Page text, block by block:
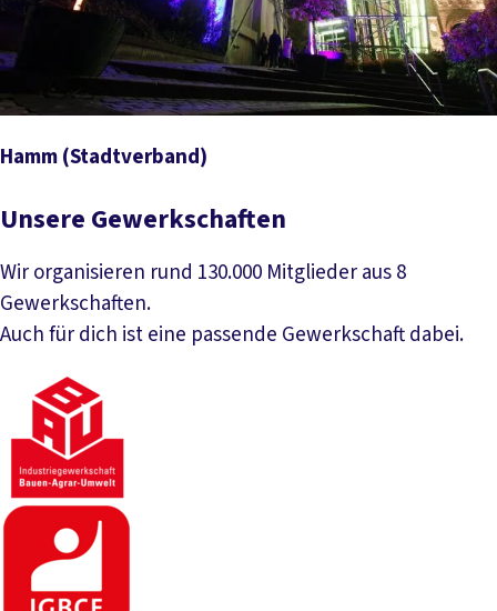
Hamm(Stadtverband)
Unsere Gewerkschaften
Wir organisieren rund 130.000 Mitglieder aus 8
Gewerkschaften.
Auch für dich ist eine passende Gewerkschaft dabei.